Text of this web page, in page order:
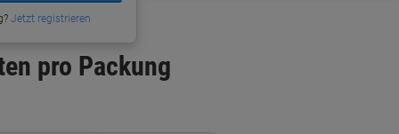
Jetzt registrieren
pro Packung